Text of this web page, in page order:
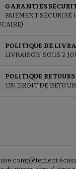
GARANTIES
PAIEMENT SÉCURISÉ
POLITIQUE DE
LIVRAISON SOUS 2
POLITIQUE RETOURS
UN DROIT DE
complètement